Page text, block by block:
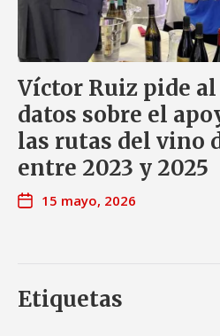
Víctor Ruiz pide
datos sobre el
las rutas del vino
entre 2023 y 2025
15 mayo, 2026
Etiquetas